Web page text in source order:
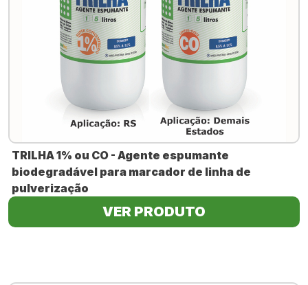
TRILHA 1% ou CO - Agente espumante
biodegradável para marcador de linha de
pulverização
VER PRODUTO